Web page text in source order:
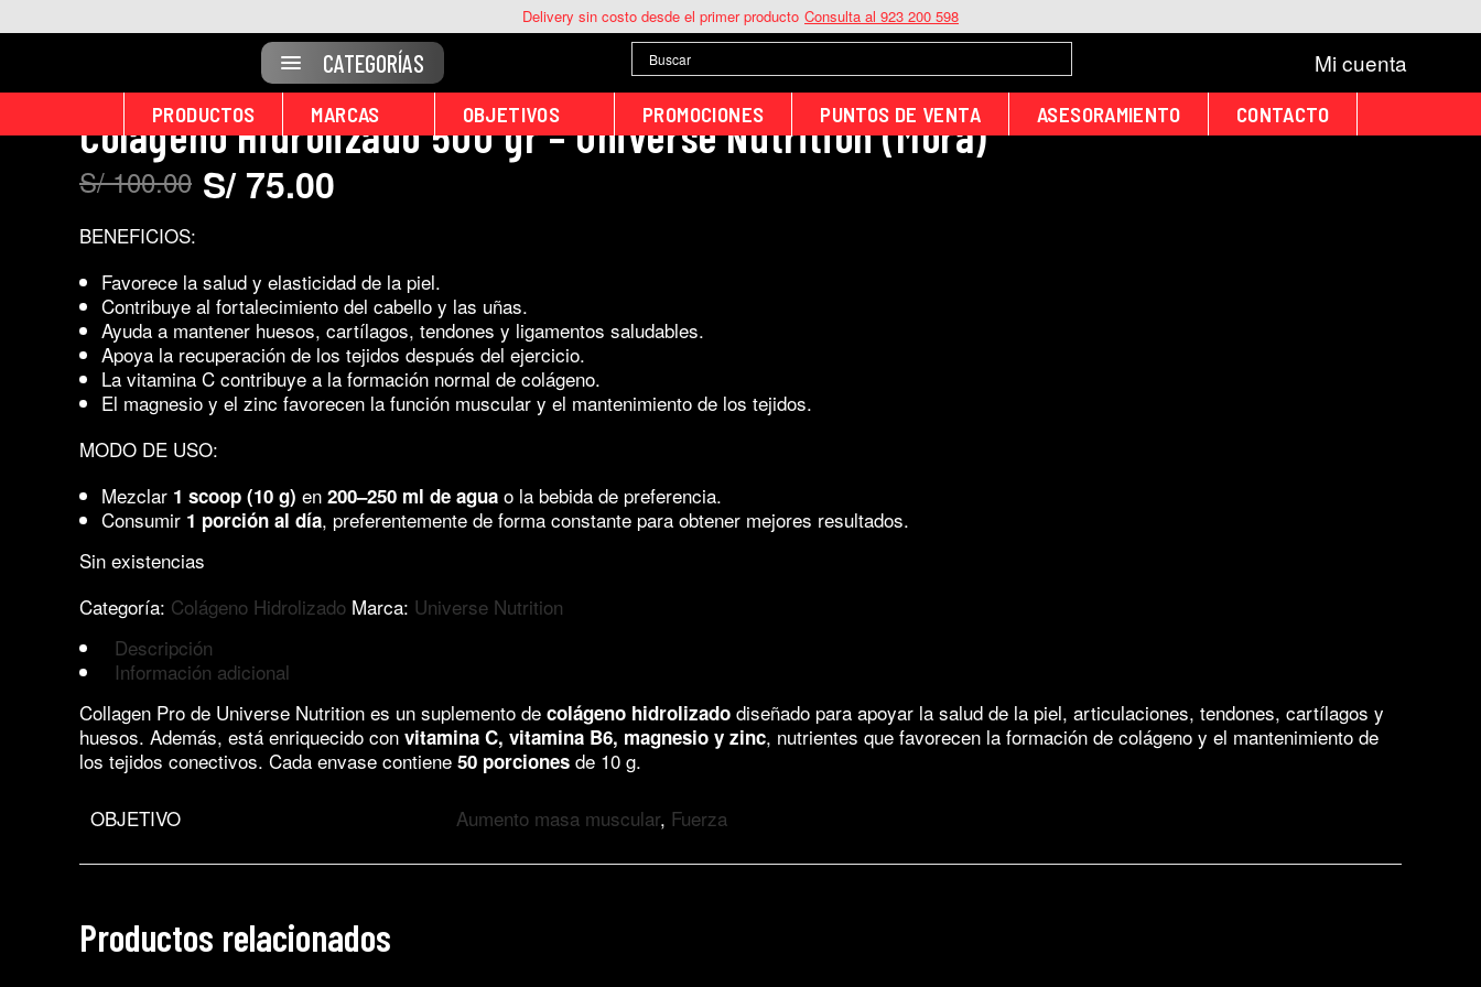
al
Delivery sin costo desde el primer producto Consulta al 923 200 598
CATEGORÍAS Mi cuenta
PRODUCTOS MARCAS OBJETIVOS PROMOCIONES PUNTOS DE VENTA ASESORAMIENTO CONTACTO
Colágeno Hidrolizado 500 gr – Universe Nutrition (Mora)
S/100.00
El
era:
S/ 100.00.
S/75.00
El
es:
S/ 75.00.
BENEFICIOS:
Favorece la salud y elasticidad de la piel.
Contribuye al fortalecimiento del cabello y las uñas.
Ayuda a mantener huesos, cartílagos, tendones y ligamentos saludables.
Apoya la recuperación de los tejidos después del ejercicio.
La vitamina C contribuye a la formación normal de colágeno.
El magnesio y el zinc favorecen la función muscular y el mantenimiento de los tejidos.
MODO DE USO:
Mezclar 1 scoop (10 g) en 200–250 ml de agua o la bebida de preferencia.
Consumir 1 porción al día, preferentemente de forma constante para obtener mejores resultados.
Sin existencias
Categoría: Colágeno Hidrolizado Marca: Universe Nutrition
Descripción
Información adicional
Collagen Pro de Universe Nutrition es un suplemento de colágeno hidrolizado diseñado para apoyar la salud de la piel, articulaciones, tendones, cartílagos y
huesos. Además, está enriquecido con vitamina C, vitamina B6, magnesio y zinc, nutrientes que favorecen la formación de colágeno y el mantenimiento de
los tejidos conectivos. Cada envase contiene 50 porciones de 10 g.
OBJETIVO Aumento masa muscular, Fuerza
Productos relacionados